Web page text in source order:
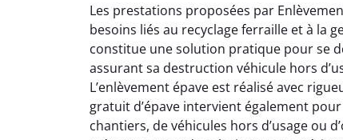
Les prestations proposées par
besoins liés au recyclage ferraille et à la
constitue une solution pratique pour se
assurant sa destruction véhicule hors
L’enlèvement épave est réalisé avec
gratuit d’épave intervient également
chantiers, de véhicules hors d’usage ou